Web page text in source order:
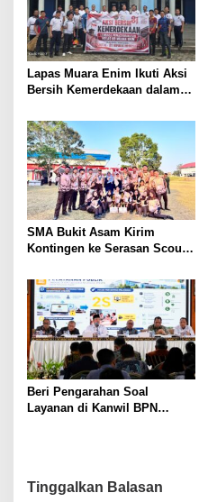
Lapas Muara Enim Ikuti Aksi
Bersih Kemerdekaan dalam
Indonesia
SMA Bukit Asam Kirim
Kontingen ke Serasan Scout
Karakter dan Kepemimpinan
Siswa
Beri Pengarahan Soal
Layanan di Kanwil BPN
Tinggalkan Balasan